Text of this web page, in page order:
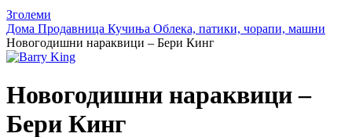
Зголеми
Дома Продавница Кучиња Облека, патики, чорапи, машни
Новогодишни нараквици – Бери Кинг
Новогодишни нараквици –
Бери Кинг